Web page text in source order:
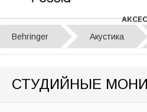
Behringer Акустика
СТУДИЙНЫЕ